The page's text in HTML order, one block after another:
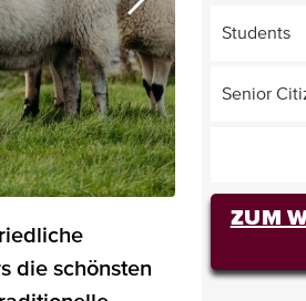
die schönsten
Students
Senior
ZUM